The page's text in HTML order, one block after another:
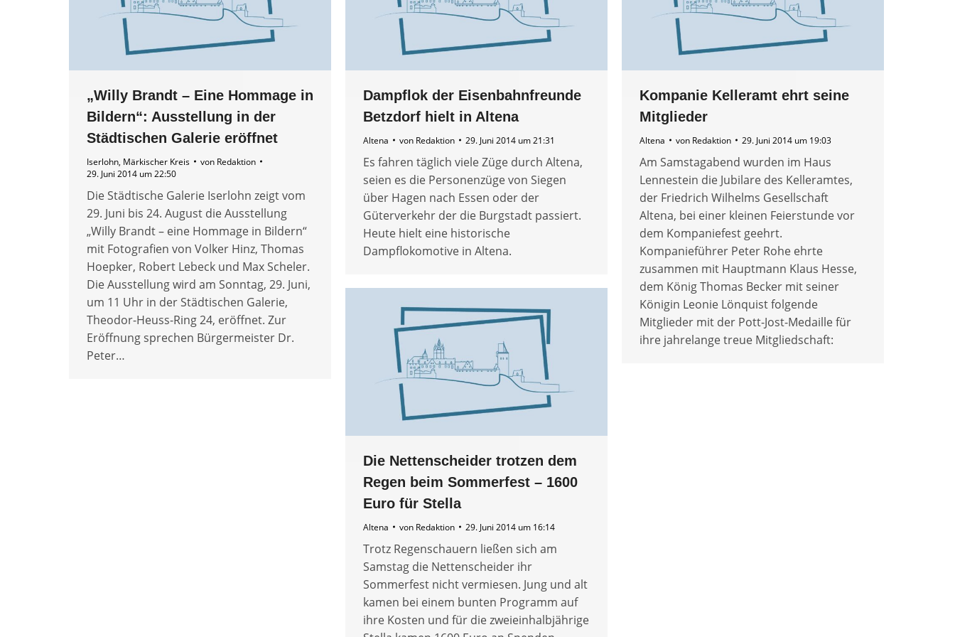
„Willy Brandt – Eine Hommage in
Bildern“: Ausstellung in der
Städtischen Galerie eröffnet
Iserlohn, Märkischer Kreis von Redaktion
29. Juni 2014 um 22:50
Die Städtische Galerie Iserlohn zeigt vom
29. Juni bis 24. August die Ausstellung
„Willy Brandt – eine Hommage in Bildern“
mit Fotografien von Volker Hinz, Thomas
Hoepker, Robert Lebeck und Max Scheler.
Die Ausstellung wird am Sonntag, 29. Juni,
um 11 Uhr in der Städtischen Galerie,
Theodor-Heuss-Ring 24, eröffnet. Zur
Eröffnung sprechen Bürgermeister Dr.
Peter…
Dampflok der Eisenbahnfreunde
Betzdorf hielt in Altena
Altena von Redaktion 29. Juni 2014 um 21:31
Es fahren täglich viele Züge durch Altena,
seien es die Personenzüge von Siegen
über Hagen nach Essen oder der
Güterverkehr der die Burgstadt passiert.
Heute hielt eine historische
Dampflokomotive in Altena.
Kompanie Kelleramt ehrt seine
Mitglieder
Altena von Redaktion 29. Juni 2014 um 19:03
Am Samstagabend wurden im Haus
Lennestein die Jubilare des Kelleramtes,
der Friedrich Wilhelms Gesellschaft
Altena, bei einer kleinen Feierstunde vor
dem Kompaniefest geehrt.
Kompanieführer Peter Rohe ehrte
zusammen mit Hauptmann Klaus Hesse,
dem König Thomas Becker mit seiner
Königin Leonie Lönquist folgende
Mitglieder mit der Pott-Jost-Medaille für
ihre jahrelange treue Mitgliedschaft:
Die Nettenscheider trotzen dem
Regen beim Sommerfest – 1600
Euro für Stella
Altena von Redaktion 29. Juni 2014 um 16:14
Trotz Regenschauern ließen sich am
Samstag die Nettenscheider ihr
Sommerfest nicht vermiesen. Jung und alt
kamen bei einem bunten Programm auf
ihre Kosten und für die zweieinhalbjährige